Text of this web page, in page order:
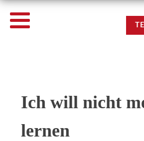
Ich will nicht
lernen